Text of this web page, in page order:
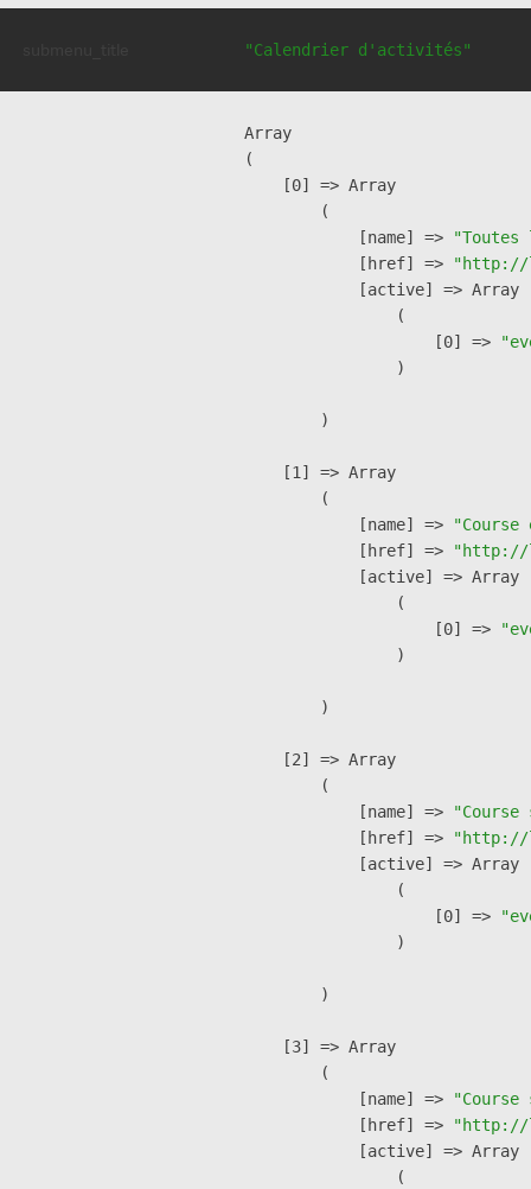
"Calendrier d'activités"
Array
(
    [0] => Array
        (
            [name] =>
            [href] =>
"http://
            [active] => Array
                (
                    [0] =>
                )
        )
    [1] => Array
        (
            [name] =>
            [href] =>
"http://
            [active] => Array
                (
                    [0] =>
                )
        )
    [2] => Array
        (
            [name] =>
            [href] =>
"http://
            [active] => Array
                (
                    [0] =>
                )
        )
    [3] => Array
        (
            [name] =>
            [href] =>
"http://
            [active] => Array
                (